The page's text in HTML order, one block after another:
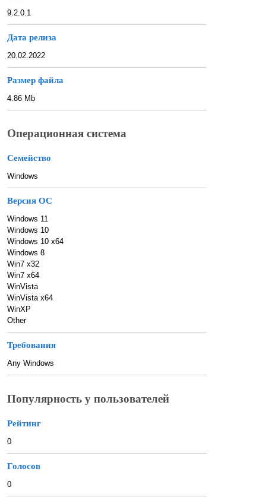
9.2.0.1
Дата релиза
20.02.2022
Размер файла
4.86 Mb
Операционная система
Семейство
Windows
Версия ОС
Windows 11
Windows 10
Windows 10 x64
Windows 8
Win7 x32
Win7 x64
WinVista
WinVista x64
WinXP
Other
Требования
Any Windows
Популярность у пользователей
Рейтинг
0
Голосов
0